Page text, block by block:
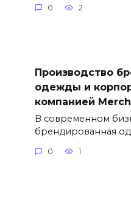
0 2
Производство
одежды и
компанией
В современном
брендированная
0 1